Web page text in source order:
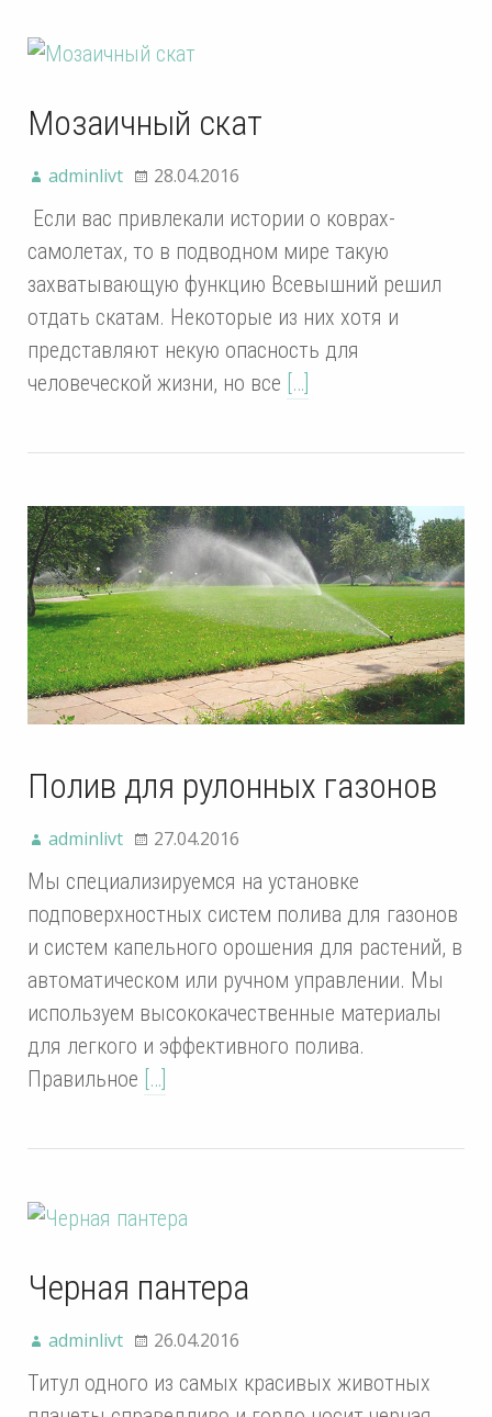
Мозаичный скат
adminlivt 28.04.2016
Если вас привлекали истории о коврах-
самолетах, то в подводном мире такую
захватывающую функцию Всевышний решил
отдать скатам. Некоторые из них хотя и
представляют некую опасность для
человеческой жизни, но все […]
Полив для рулонных газонов
adminlivt 27.04.2016
Мы специализируемся на установке
подповерхностных систем полива для газонов
и систем капельного орошения для растений, в
автоматическом или ручном управлении. Мы
используем высококачественные материалы
для легкого и эффективного полива.
Правильное […]
Черная пантера
adminlivt 26.04.2016
Титул одного из самых красивых животных